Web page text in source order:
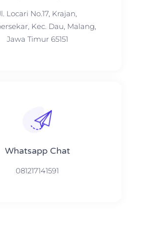
Locari No.17, Krajan,
Kec. Dau, Malang,
Jawa Timur 65151
Whatsapp Chat
081217141591